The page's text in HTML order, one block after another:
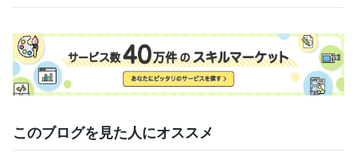
このブログを見た人にオススメ